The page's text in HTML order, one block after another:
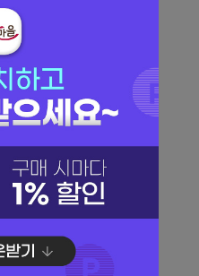
능인향당 향 상적 장
8,500 8,080원
5%